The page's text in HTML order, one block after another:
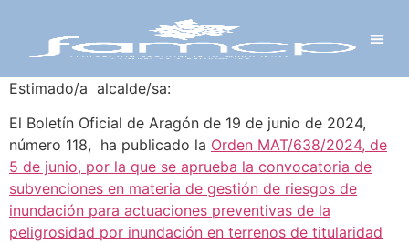
Estimado/a alcalde/sa:
El Boletín Oficial de Aragón de 19 de junio de 2024,
número 118, ha publicado la Orden MAT/638/2024, de
5 de junio, por la que se aprueba la convocatoria de
subvenciones en materia de gestión de riesgos de
inundación para actuaciones preventivas de la
peligrosidad por inundación en terrenos de titularidad